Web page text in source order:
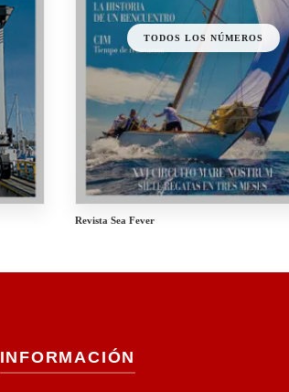
TODOS LOS NÚMEROS
Revista Sea Fever
INFORMACIÓN